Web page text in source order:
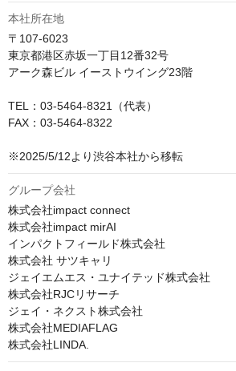
本社所在地
〒107-6023
東京都港区赤坂一丁目12番32号
アーク森ビル イーストウイング23階
TEL：03-5464-8321（代表）
FAX：03-5464-8322
※2025/5/12より渋谷本社から移転
グループ会社
株式会社impact connect
株式会社impact mirAI
インパクトフィールド株式会社
株式会社 サツキャリ
ジェイエムエス・ユナイテッド株式会社
株式会社RJCリサーチ
ジェイ・ネクスト株式会社
株式会社MEDIAFLAG
株式会社LINDA.